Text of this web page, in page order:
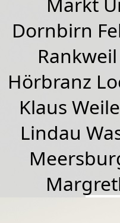
Dornbirn
Rankweil
Hörbranz
Klaus
Lindau